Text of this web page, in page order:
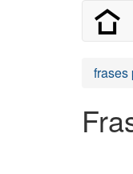
frases